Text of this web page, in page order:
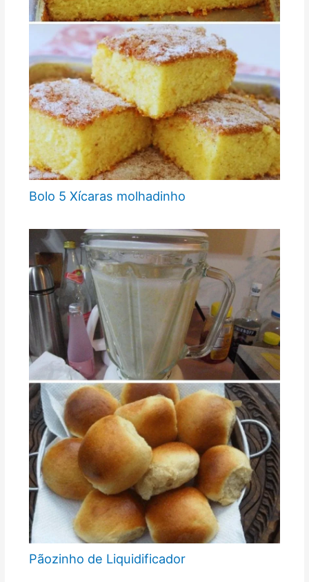
Bolo 5 Xícaras molhadinho
Pãozinho de Liquidificador